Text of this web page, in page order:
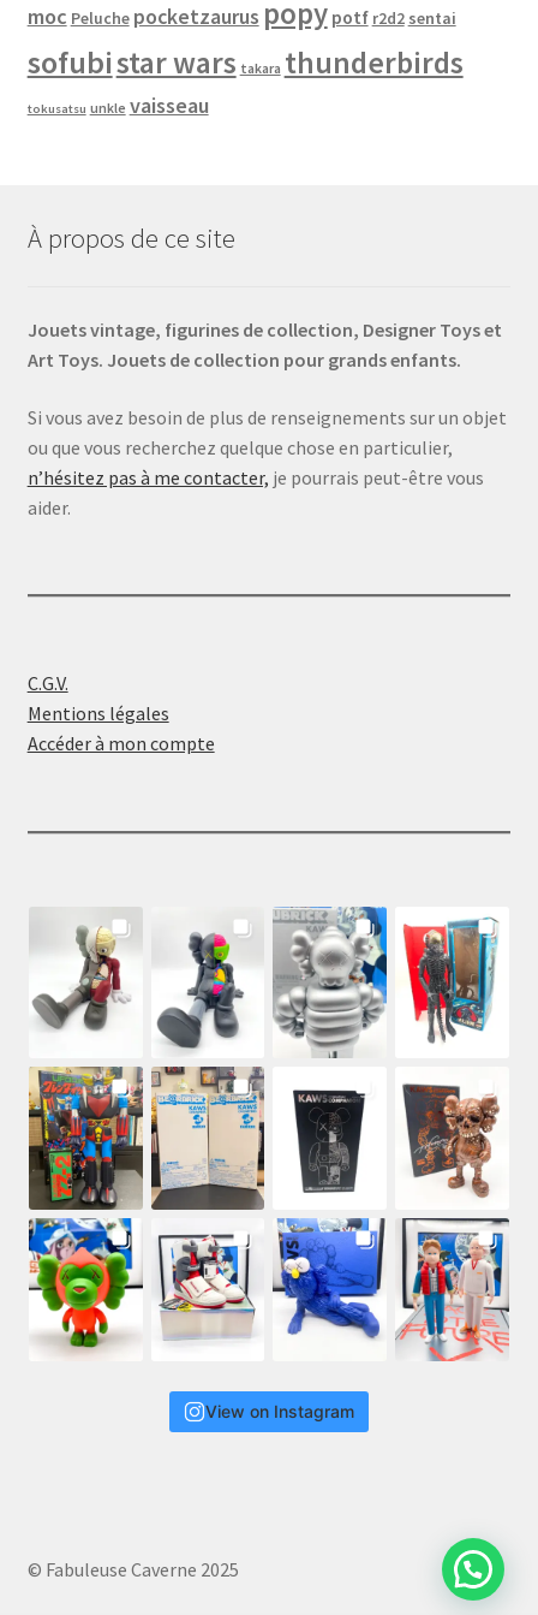
moc Peluche pocketzaurus popy potf r2d2 sentai
sofubistar wars takara thunderbirds
tokusatsu unkle vaisseau
À propos de ce site
Jouets vintage, figurines de collection, Designer Toys et
Art Toys. Jouets de collection pour grands enfants.
Si vous avez besoin de plus de renseignements sur un objet
ou que vous recherchez quelque chose en particulier,
n’hésitez pas à me contacter, je pourrais peut-être vous
aider.
C.G.V.
Mentions légales
Accéder à mon compte
View on Instagram
© Fabuleuse Caverne 2025